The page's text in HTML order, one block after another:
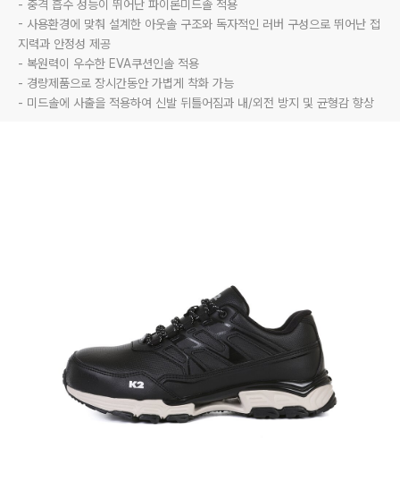
- 충격 흡수 성능이 뛰어난 파이론미드솔 적용
- 사용환경에 맞춰 설계한 아웃솔 구조와 독자적인 러버 구성으로 뛰어난 접
지력과 안정성 제공
- 복원력이 우수한 EVA쿠션인솔 적용
- 경량제품으로 장시간동안 가볍게 착화 가능
- 미드솔에 사출을 적용하여 신발 뒤틀어짐과 내/외전 방지 및 균형감 향상